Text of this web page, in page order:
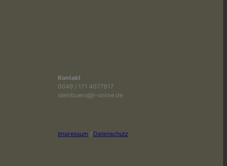
Kontakt
0049 / 171 4077917
steinbuero@t-online.de
Impressum / Datenschutz